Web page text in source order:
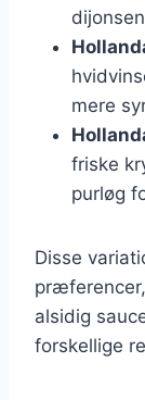
mere
friske
purløg
Disse
alsidig
forskellige